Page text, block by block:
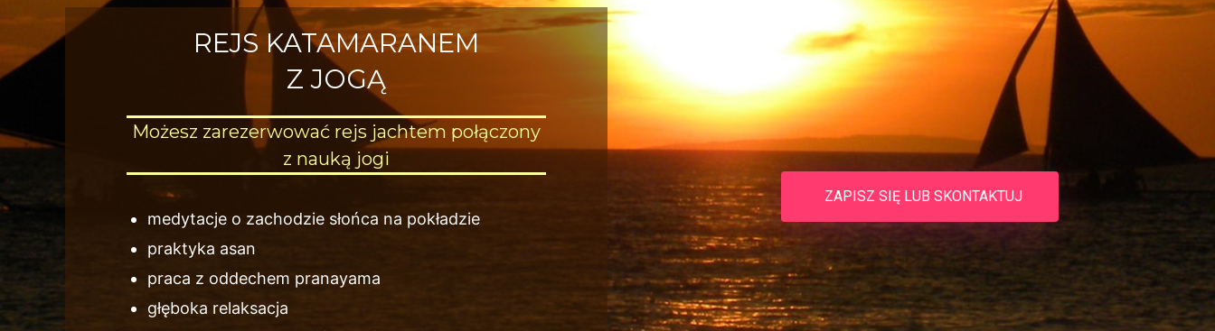
REJS KATAMARANEM
Z JOGĄ
Możesz zarezerwować rejs jachtem połączony
z nauką jogi
medytacje o zachodzie słońca na pokładzie
praktyka asan
praca z oddechem pranayama
głęboka relaksacja
ZAPISZ SIĘ LUB SKONTAKTUJ